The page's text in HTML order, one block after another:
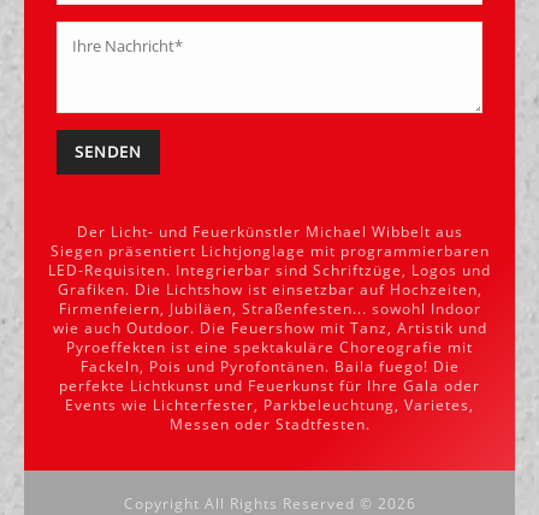
Der Licht- und Feuerkünstler Michael Wibbelt aus
Siegen präsentiert Lichtjonglage mit programmierbaren
LED-Requisiten. Integrierbar sind Schriftzüge, Logos und
Grafiken. Die Lichtshow ist einsetzbar auf Hochzeiten,
Firmenfeiern, Jubiläen, Straßenfesten... sowohl Indoor
wie auch Outdoor. Die Feuershow mit Tanz, Artistik und
Pyroeffekten ist eine spektakuläre Choreografie mit
Fackeln, Pois und Pyrofontänen. Baila fuego! Die
perfekte Lichtkunst und Feuerkunst für Ihre Gala oder
Events wie Lichterfester, Parkbeleuchtung, Varietes,
Messen oder Stadtfesten.
Copyright All Rights Reserved © 2026